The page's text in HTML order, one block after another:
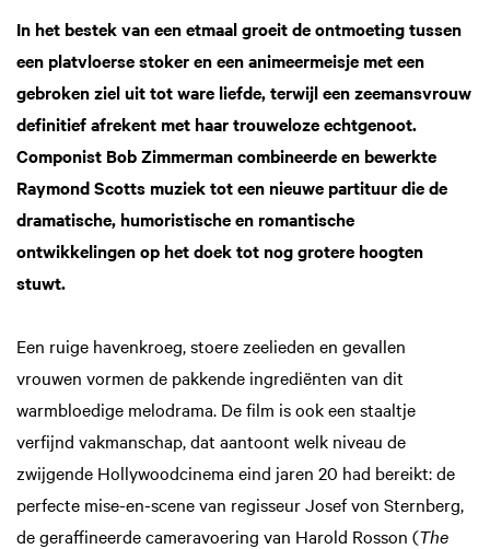
In het bestek van een etmaal groeit de ontmoeting tussen
een platvloerse stoker en een animeermeisje met een
gebroken ziel uit tot ware liefde, terwijl een zeemansvrouw
definitief afrekent met haar trouweloze echtgenoot.
Componist Bob Zimmerman combineerde en bewerkte
Raymond Scotts muziek tot een nieuwe partituur die de
dramatische, humoristische en romantische
ontwikkelingen op het doek tot nog grotere hoogten
stuwt.
Een ruige havenkroeg, stoere zeelieden en gevallen
vrouwen vormen de pakkende ingrediënten van dit
warmbloedige melodrama. De film is ook een staaltje
verfijnd vakmanschap, dat aantoont welk niveau de
zwijgende Hollywoodcinema eind jaren 20 had bereikt: de
perfecte mise-en-scene van regisseur Josef von Sternberg,
de geraffineerde cameravoering van Harold Rosson (The